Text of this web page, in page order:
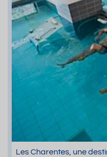
Les Charentes, une